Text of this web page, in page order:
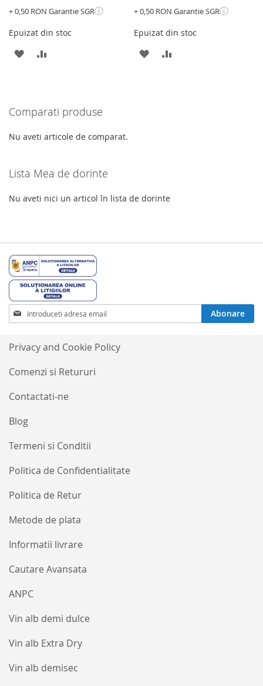
+ 0,50 RON Garantie SGRⓘ
Epuizat din stoc
ADAUGATI
DE
DORINTE
+ 0,50 RON Garantie SGRⓘ
Epuizat din stoc
ADAUGATI
Comparati produse
Nu aveti articole de comparat.
Lista Mea de dorinte
Nu aveti nici un articol în lista de dorinte
Termeni si Conditii
Politica de Confidentialitate
Politica de Retur
Metode de plata
Informatii livrare
Cautare Avansata
ANPC
Vin alb demi dulce
Vin alb Extra Dry
Vin alb demisec
Privacy and Cookie Policy
Comenzi si Retururi
Contactati-ne
Blog
Inscrieti-
va
Buletinele
noastre
informative
Abonare